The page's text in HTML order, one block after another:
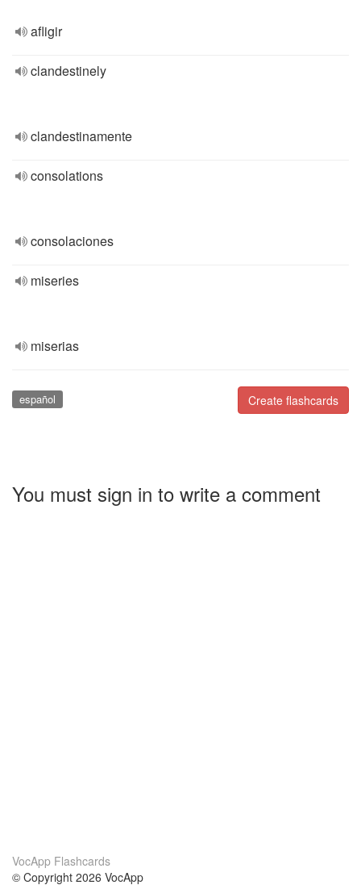
afligir
clandestinely
clandestinamente
consolations
consolaciones
miseries
miserias
Create flashcards
español
You must sign in to write a comment
VocApp Flashcards
© Copyright 2026 VocApp